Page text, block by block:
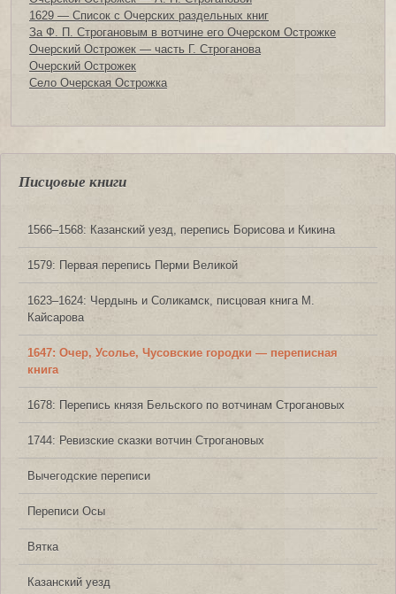
1629 — Список с Очерских раздельных книг
За Ф. П. Строгановым в вотчине его Очерском Острожке
Очерский Острожек — часть Г. Строганова
Очерский Острожек
Село Очерская Острожка
Писцовые книги
1566‒1568: Казанский уезд, перепись Борисова и Кикина
1579: Первая перепись Перми Великой
1623‒1624: Чердынь и Соликамск, писцовая книга М.
Кайсарова
1647: Очер, Усолье, Чусовские городки — переписная
книга
1678: Перепись князя Бельского по вотчинам Строгановых
1744: Ревизские сказки вотчин Строгановых
Вычегодские переписи
Переписи Осы
Вятка
Казанский уезд